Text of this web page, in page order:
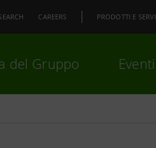
CAREERS PRODOTTI E
del Gruppo